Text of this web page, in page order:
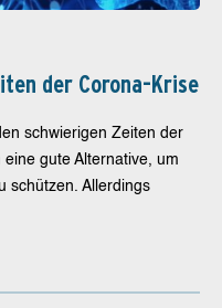
der Corona-Krise
schwierigen Zeiten der
gute Alternative, um
schützen. Allerdings